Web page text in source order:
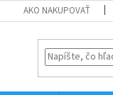
AKO NAKUPOVAŤ